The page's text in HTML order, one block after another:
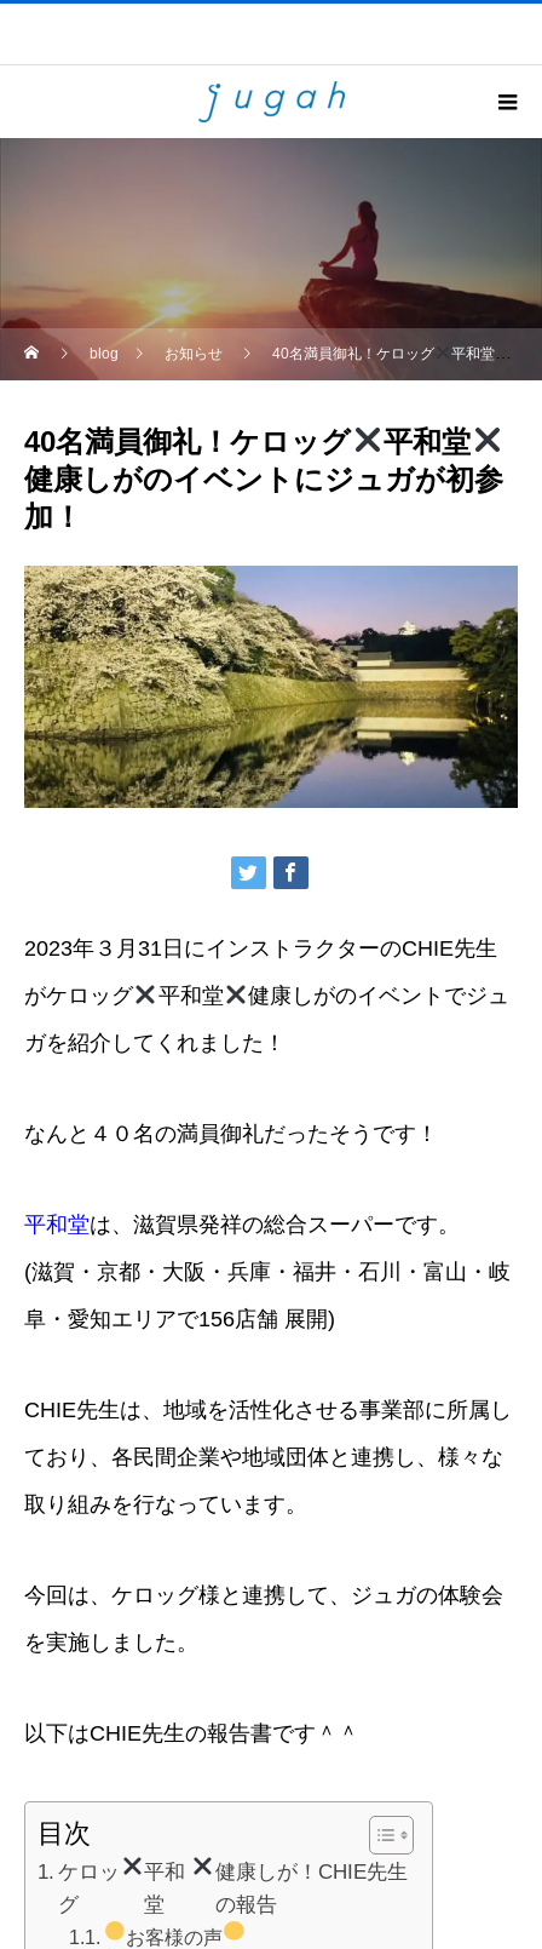
blog お知らせ 40名満員御礼！ケロッグ 平和堂
40名満員御礼！ケロッグ
平和堂
健康しがのイベントにジュガが初参
加！
2023年３月31日にインストラクターのCHIE先生
がケロッグ
平和堂
健康しがのイベントでジュ
ガを紹介してくれました！
なんと４０名の満員御礼だったそうです！
平和堂は、滋賀県発祥の総合スーパーです。
(滋賀・京都・大阪・兵庫・福井・石川・富山・岐
阜・愛知エリアで156店舗 展開)
CHIE先生は、地域を活性化させる事業部に所属し
ており、各民間企業や地域団体と連携し、様々な
取り組みを行なっています。
今回は、ケロッグ様と連携して、ジュガの体験会
を実施しました。
以下はCHIE先生の報告書です＾＾
目次
ケロッ
グ
平和
堂
健康しが！CHIE先生
の報告
お客様の声